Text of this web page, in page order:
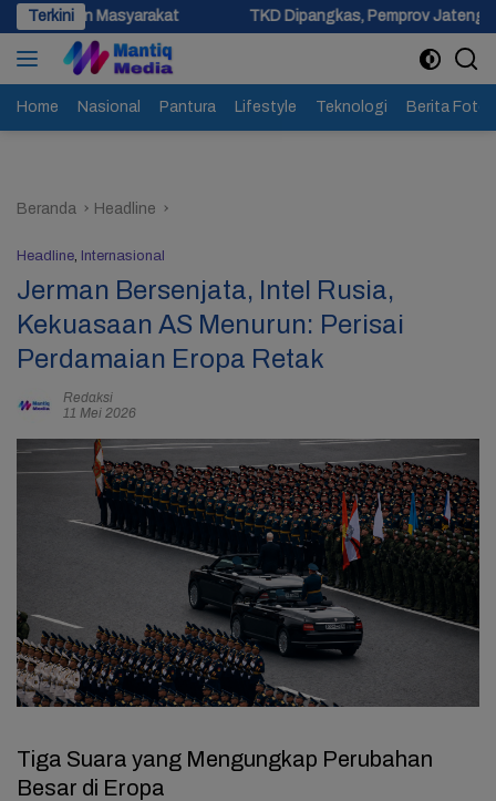
Langsung
ke
konten
Terkini TKD Dipangkas, Pemprov Jateng Pastikan Tak Ada
Home Nasional Pantura Lifestyle Teknologi Berita Foto
Beranda Headline
Headline, Internasional
Jerman Bersenjata, Intel Rusia,
Kekuasaan AS Menurun: Perisai
Perdamaian Eropa Retak
Redaksi
11 Mei 2026
Tiga Suara yang Mengungkap Perubahan
Besar di Eropa